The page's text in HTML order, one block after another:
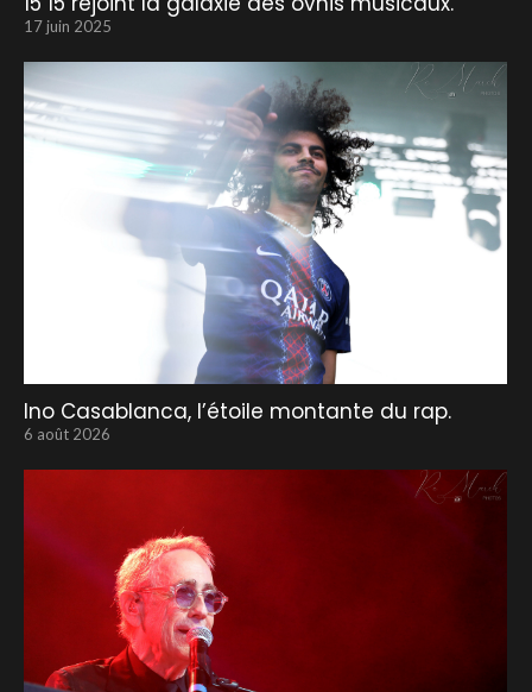
17 juin 2025
Ino Casablanca, l’étoile montante du rap.
6 août 2026